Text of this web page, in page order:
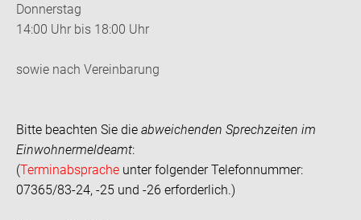
Donnerstag
14:00 Uhr bis 18:00 Uhr
sowie nach Vereinbarung
Bitte beachten Sie die abweichenden Sprechzeiten im
Einwohnermeldeamt:
(Terminabsprache unter folgender Telefonnummer:
07365/83-24, -25 und -26 erforderlich.)